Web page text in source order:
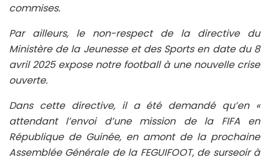
commises.
Par ailleurs, le non-respect de la directive du
Ministère de la Jeunesse et des Sports en date du 8
avril 2025 expose notre football à une nouvelle crise
ouverte.
Dans cette directive, il a été demandé qu’en «
attendant l’envoi d’une mission de la FIFA en
République de Guinée, en amont de la prochaine
Assemblée Générale de la FEGUIFOOT, de surseoir à